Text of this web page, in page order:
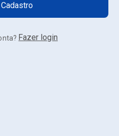
Fazer login